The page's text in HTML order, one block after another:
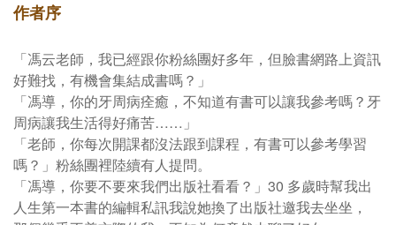
作者序
「馮云老師，我已經跟你粉絲團好多年，但臉書網路上資訊
好難找，有機會集結成書嗎？」
「馮導，你的牙周病痊癒，不知道有書可以讓我參考嗎？牙
周病讓我生活得好痛苦……」
「老師，你每次開課都沒法跟到課程，有書可以參考學習
嗎？」粉絲團裡陸續有人提問。
「馮導，你要不要來我們出版社看看？」30 多歲時幫我出
人生第一本書的編輯私訊我說她換了出版社邀我去坐坐，